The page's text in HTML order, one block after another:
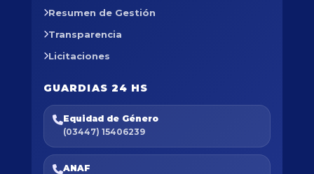
Resumen de Gestión
Transparencia
Licitaciones
GUARDIAS 24 HS
Equidad de Género
(03447) 15406239
ANAF